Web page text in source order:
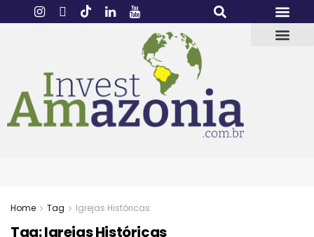
Home Tag Igrejas Históricas
Tag:Igrejas Históricas